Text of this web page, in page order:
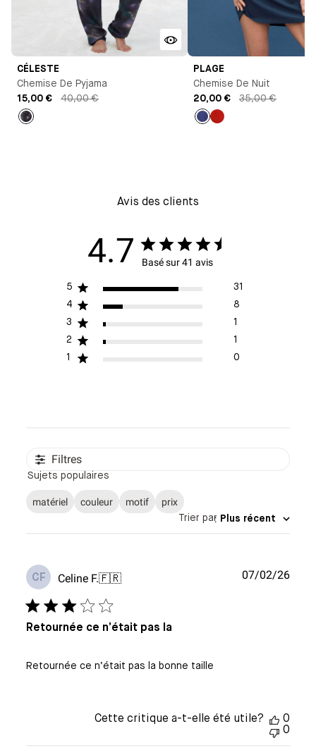
CÉLESTE
Chemise De Pyjama
15,00 €
40,00 €
PLAGE
Chemise De Nuit
20,00 €
35,00 €
Avis des clients
4.7 Basé sur 41 avis
5
31
4
8
3
1
2
1
1
0
Filtres
Sujets populaires
matériel couleur motif prix
Trier par: Plus récent
CF Celine F.🇫🇷
Retournée ce n’était pas la
Retournée ce n’était pas la bonne taille
Date
07/02/26
Cette critique a-t-elle été utile?
0
0